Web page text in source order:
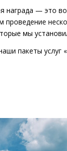
награда — это
мы
пакеты